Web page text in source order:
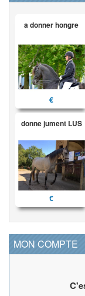
a donner hongre
€
donne jument LUS
€
MON COMPTE